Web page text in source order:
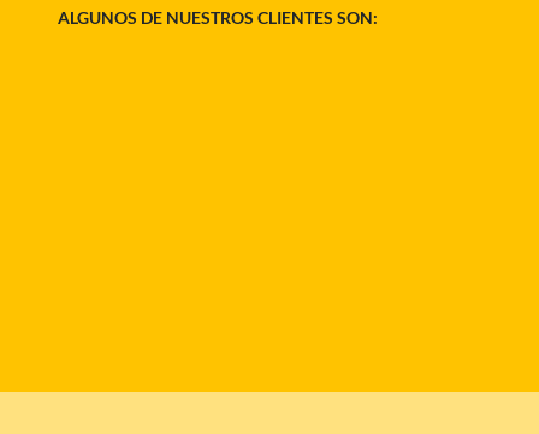
ALGUNOS DE NUESTROS CLIENTES SON: